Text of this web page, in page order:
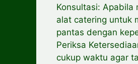
Konsultasi: Apabila
alat catering untuk
pantas dengan
Periksa
cukup waktu agar